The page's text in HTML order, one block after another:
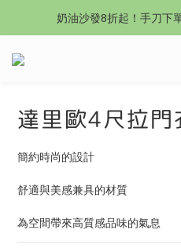
沙發新登場｜想躺就躺，
奶油沙發8折起！手刀下
Outlet專區：期間
達里歐4尺拉門
簡約時尚的設計
舒適與美感兼具的材質
為空間帶來高質感品味的氣息